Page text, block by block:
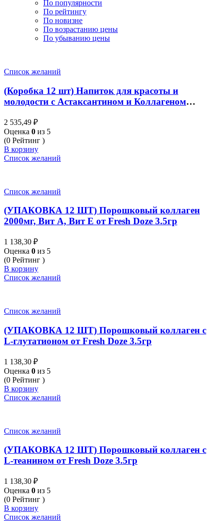
По популярности
По рейтингу
По новизне
По возрастанию цены
По убыванию цены
Список желаний
(Коробка 12 шт) Напиток для красоты и
молодости с Астаксантином и Коллагеном
2 535,49 ₽
Оценка 0 из 5
(0 Рейтинг )
В корзину
Список желаний
Список желаний
(УПАКОВКА 12 ШТ) Порошковый коллаген
2000мг, Вит А, Вит Е от Fresh Doze 3.5гр
1 138,30 ₽
Оценка 0 из 5
(0 Рейтинг )
В корзину
Список желаний
Список желаний
(УПАКОВКА 12 ШТ) Порошковый коллаген с
L-глутатионом от Fresh Doze 3.5гр
1 138,30 ₽
Оценка 0 из 5
(0 Рейтинг )
В корзину
Список желаний
Список желаний
(УПАКОВКА 12 ШТ) Порошковый коллаген с
L-теанином от Fresh Doze 3.5гр
1 138,30 ₽
Оценка 0 из 5
(0 Рейтинг )
В корзину
Список желаний